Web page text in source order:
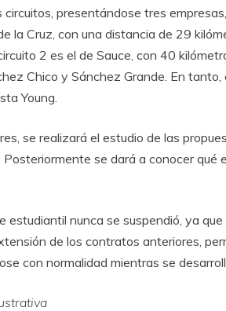
presentándose tres
la Cruz, con una distancia de 29
2 es el de Sauce, con 40
Chico y Sánchez Grande. En
Young.
se realizará el estudio de las
Posteriormente se dará a conocer qué
estudiantil nunca se suspendió, ya
de los contratos anteriores,
con normalidad mientras se